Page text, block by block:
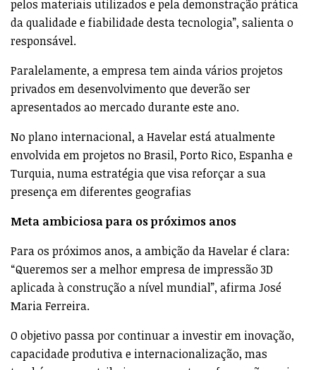
pelos materiais utilizados e pela demonstração prática
da qualidade e fiabilidade desta tecnologia”, salienta o
responsável.
Paralelamente, a empresa tem ainda vários projetos
privados em desenvolvimento que deverão ser
apresentados ao mercado durante este ano.
No plano internacional, a Havelar está atualmente
envolvida em projetos no Brasil, Porto Rico, Espanha e
Turquia, numa estratégia que visa reforçar a sua
presença em diferentes geografias
Meta ambiciosa para os próximos anos
Para os próximos anos, a ambição da Havelar é clara:
“Queremos ser a melhor empresa de impressão 3D
aplicada à construção a nível mundial”, afirma José
Maria Ferreira.
O objetivo passa por continuar a investir em inovação,
capacidade produtiva e internacionalização, mas